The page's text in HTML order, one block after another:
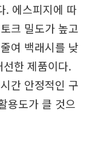
. 에스피지에 따
크 밀도가 높고
여 백래시를 낮
한 제품이다.
간 안정적인 구
용도가 클 것으